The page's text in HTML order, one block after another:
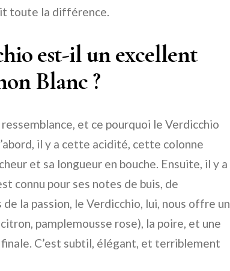
toute la différence.
est-il un excellent
Blanc ?
et ce pourquoi le Verdicchio
il y a cette acidité, cette colonne
et sa longueur en bouche. Ensuite, il y a
connu pour ses notes de buis, de
la passion, le Verdicchio, lui, nous offre un
pamplemousse rose), la poire, et une
C’est subtil, élégant, et terriblement